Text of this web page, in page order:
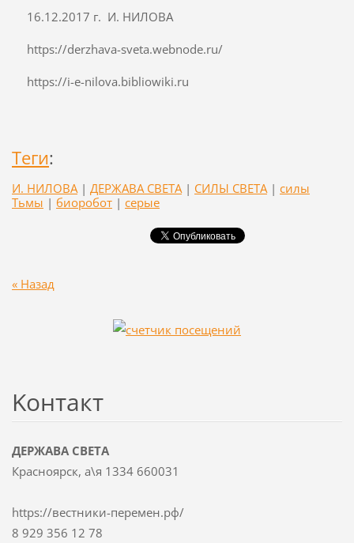
16.12.2017 г. И. НИЛОВА
https://derzhava-sveta.webnode.ru/
https://i-e-nilova.bibliowiki.ru
Теги:
И. НИЛОВА | ДЕРЖАВА СВЕТА | СИЛЫ СВЕТА | силы
Тьмы | биоробот | серые
« Назад
Koнтакт
ДЕРЖАВА СВЕТА
Красноярск, а\я 1334 660031
https://вестники-перемен.рф/
8 929 356 12 78